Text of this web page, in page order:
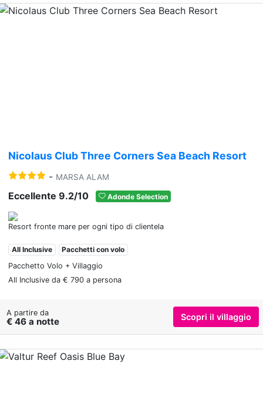
Nicolaus Club Three Corners Sea Beach Resort
- MARSA ALAM
Eccellente 9.2/10 Adonde Selection
Resort fronte mare per ogni tipo di clientela
All Inclusive
Pacchetti con volo
Pacchetto Volo + Villaggio
All Inclusive da € 790 a persona
A partire da
€ 46 a notte Scopri il villaggio